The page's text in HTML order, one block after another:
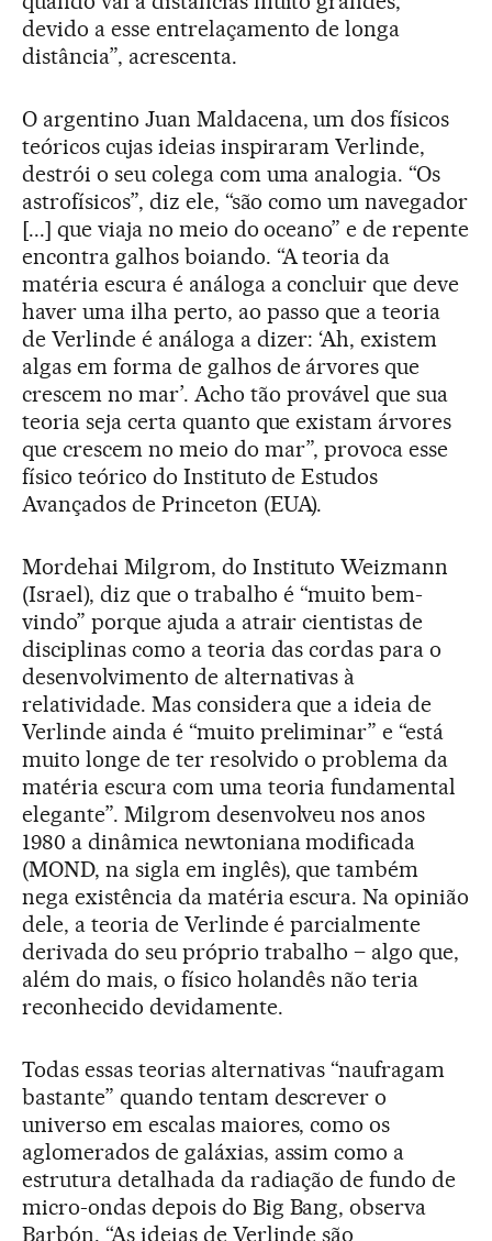
devido a esse entrelaçamento de longa
distância”, acrescenta.
O argentino Juan Maldacena, um dos físicos
teóricos cujas ideias inspiraram Verlinde,
destrói o seu colega com uma analogia. “Os
astrofísicos”, diz ele, “são como um navegador
[...] que viaja no meio do oceano” e de repente
encontra galhos boiando. “A teoria da
matéria escura é análoga a concluir que deve
haver uma ilha perto, ao passo que a teoria
de Verlinde é análoga a dizer: ‘Ah, existem
algas em forma de galhos de árvores que
crescem no mar’. Acho tão provável que sua
teoria seja certa quanto que existam árvores
que crescem no meio do mar”, provoca esse
físico teórico do Instituto de Estudos
Avançados de Princeton (EUA).
Mordehai Milgrom, do Instituto Weizmann
(Israel), diz que o trabalho é “muito bem-
vindo” porque ajuda a atrair cientistas de
disciplinas como a teoria das cordas para o
desenvolvimento de alternativas à
relatividade. Mas considera que a ideia de
Verlinde ainda é “muito preliminar” e “está
muito longe de ter resolvido o problema da
matéria escura com uma teoria fundamental
elegante”. Milgrom desenvolveu nos anos
1980 a dinâmica newtoniana modificada
(MOND, na sigla em inglês), que também
nega existência da matéria escura. Na opinião
dele, a teoria de Verlinde é parcialmente
derivada do seu próprio trabalho – algo que,
além do mais, o físico holandês não teria
reconhecido devidamente.
Todas essas teorias alternativas “naufragam
bastante” quando tentam descrever o
universo em escalas maiores, como os
aglomerados de galáxias, assim como a
estrutura detalhada da radiação de fundo de
micro-ondas depois do Big Bang, observa
Barbón. “As ideias de Verlinde são